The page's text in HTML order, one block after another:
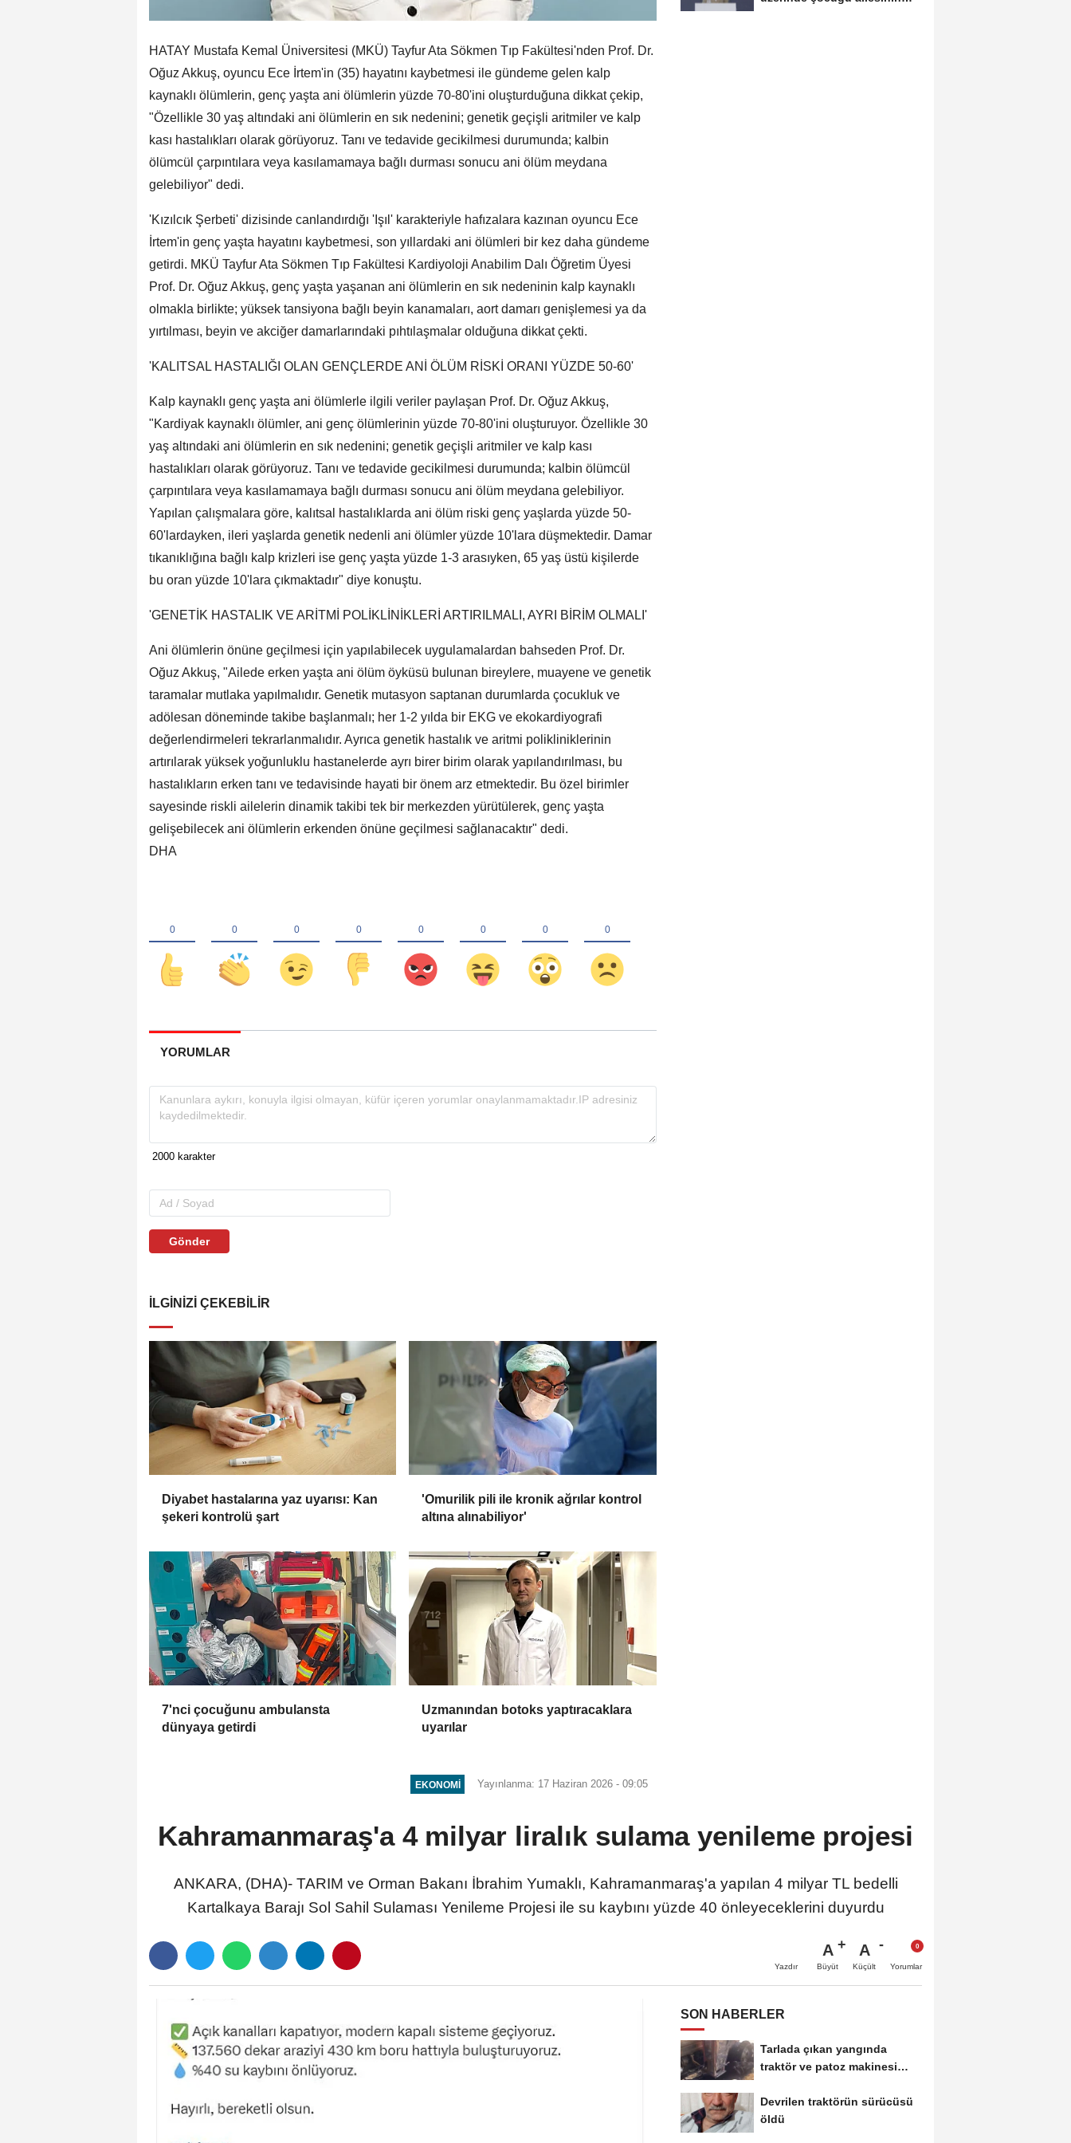
HATAY Mustafa Kemal Üniversitesi (MKÜ) Tayfur Ata Sökmen Tıp Fakültesi'nden Prof. Dr.
Oğuz Akkuş, oyuncu Ece İrtem'in (35) hayatını kaybetmesi ile gündeme gelen kalp
kaynaklı ölümlerin, genç yaşta ani ölümlerin yüzde 70-80'ini oluşturduğuna dikkat çekip,
"Özellikle 30 yaş altındaki ani ölümlerin en sık nedenini; genetik geçişli aritmiler ve kalp
kası hastalıkları olarak görüyoruz. Tanı ve tedavide gecikilmesi durumunda; kalbin
ölümcül çarpıntılara veya kasılamamaya bağlı durması sonucu ani ölüm meydana
gelebiliyor" dedi.
'Kızılcık Şerbeti' dizisinde canlandırdığı 'Işıl' karakteriyle hafızalara kazınan oyuncu Ece
İrtem'in genç yaşta hayatını kaybetmesi, son yıllardaki ani ölümleri bir kez daha gündeme
getirdi. MKÜ Tayfur Ata Sökmen Tıp Fakültesi Kardiyoloji Anabilim Dalı Öğretim Üyesi
Prof. Dr. Oğuz Akkuş, genç yaşta yaşanan ani ölümlerin en sık nedeninin kalp kaynaklı
olmakla birlikte; yüksek tansiyona bağlı beyin kanamaları, aort damarı genişlemesi ya da
yırtılması, beyin ve akciğer damarlarındaki pıhtılaşmalar olduğuna dikkat çekti.
'KALITSAL HASTALIĞI OLAN GENÇLERDE ANİ ÖLÜM RİSKİ ORANI YÜZDE 50-60'
Kalp kaynaklı genç yaşta ani ölümlerle ilgili veriler paylaşan Prof. Dr. Oğuz Akkuş,
"Kardiyak kaynaklı ölümler, ani genç ölümlerinin yüzde 70-80'ini oluşturuyor. Özellikle 30
yaş altındaki ani ölümlerin en sık nedenini; genetik geçişli aritmiler ve kalp kası
hastalıkları olarak görüyoruz. Tanı ve tedavide gecikilmesi durumunda; kalbin ölümcül
çarpıntılara veya kasılamamaya bağlı durması sonucu ani ölüm meydana gelebiliyor.
Yapılan çalışmalara göre, kalıtsal hastalıklarda ani ölüm riski genç yaşlarda yüzde 50-
60'lardayken, ileri yaşlarda genetik nedenli ani ölümler yüzde 10'lara düşmektedir. Damar
tıkanıklığına bağlı kalp krizleri ise genç yaşta yüzde 1-3 arasıyken, 65 yaş üstü kişilerde
bu oran yüzde 10'lara çıkmaktadır" diye konuştu.
'GENETİK HASTALIK VE ARİTMİ POLİKLİNİKLERİ ARTIRILMALI, AYRI BİRİM OLMALI'
Ani ölümlerin önüne geçilmesi için yapılabilecek uygulamalardan bahseden Prof. Dr.
Oğuz Akkuş, "Ailede erken yaşta ani ölüm öyküsü bulunan bireylere, muayene ve genetik
taramalar mutlaka yapılmalıdır. Genetik mutasyon saptanan durumlarda çocukluk ve
adölesan döneminde takibe başlanmalı; her 1-2 yılda bir EKG ve ekokardiyografi
değerlendirmeleri tekrarlanmalıdır. Ayrıca genetik hastalık ve aritmi polikliniklerinin
artırılarak yüksek yoğunluklu hastanelerde ayrı birer birim olarak yapılandırılması, bu
hastalıkların erken tanı ve tedavisinde hayati bir önem arz etmektedir. Bu özel birimler
sayesinde riskli ailelerin dinamik takibi tek bir merkezden yürütülerek, genç yaşta
gelişebilecek ani ölümlerin erkenden önüne geçilmesi sağlanacaktır" dedi.
DHA
YORUMLAR
Gönder
İLGINIZI ÇEKEBILIR
Diyabet hastalarına yaz uyarısı: Kan
şekeri kontrolü şart
'Omurilik pili ile kronik ağrılar kontrol
altına alınabiliyor'
7'nci çocuğunu ambulansta
dünyaya getirdi
Uzmanından botoks yaptıracaklara
uyarılar
EKONOMI Yayınlanma: 17 Haziran 2026 - 09:05
Kahramanmaraş'a 4 milyar liralık sulama yenileme projesi
ANKARA, (DHA)- TARIM ve Orman Bakanı İbrahim Yumaklı, Kahramanmaraş'a yapılan 4 milyar TL bedelli
Kartalkaya Barajı Sol Sahil Sulaması Yenileme Projesi ile su kaybını yüzde 40 önleyeceklerini duyurdu
Yazdır
A
Büyüt
A
Küçült Yorumlar
SON HABERLER
Tarlada çıkan yangında
traktör ve patoz makinesi
Devrilen traktörün sürücüsü
öldü